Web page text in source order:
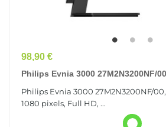
Prix
98,90 €
Philips Evnia 3000 27M2N3200NF/
Philips Evnia 3000 27M2N3200NF/00,
1080 pixels, Full HD, ...